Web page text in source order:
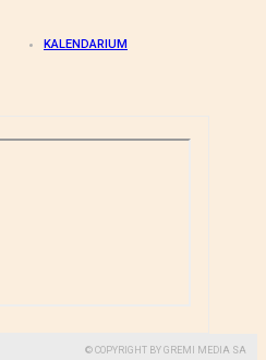
KALENDARIUM
© COPYRIGHT BY GREMI MEDIA SA